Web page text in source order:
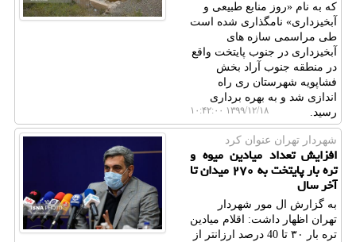
که به نام «روز منابع طبیعی و
آبخیزداری» نامگذاری شده است
طی مراسمی سازه های
آبخیزداری در جنوب پایتخت واقع
در منطقه جنوب آراد بخش
فشاپویه شهرستان ری راه
اندازی شد و به بهره برداری
رسید.
۱۳۹۹/۱۲/۱۸ ۱۰:۴۲:۰۰
شهردار تهران عنوان كرد
افزایش تعداد میادین میوه و
تره بار پایتخت به ۲۷۰ میدان تا
آخر سال
به گزارش ال مور شهردار
تهران اظهار داشت: اقلام میادین
تره بار ۳۰ تا 40 درصد ارزانتر از